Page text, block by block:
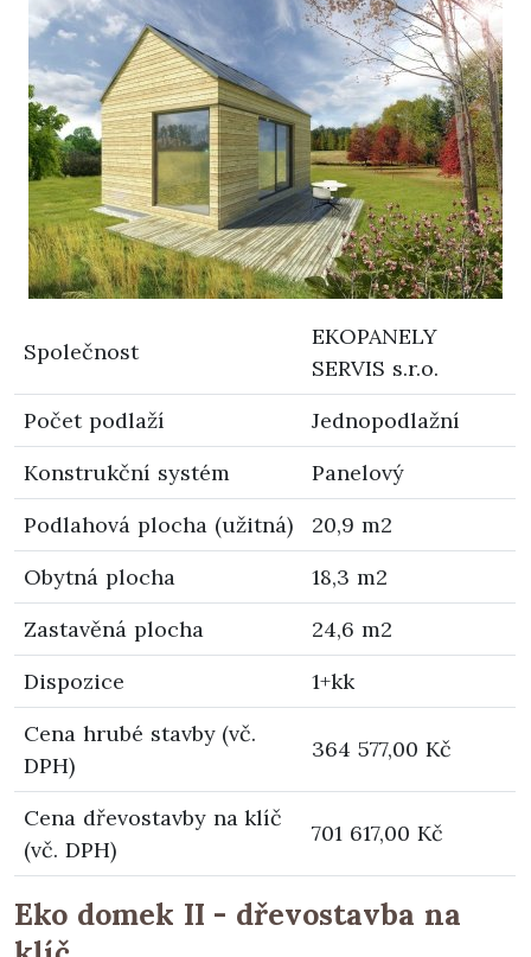
Společnost
EKOPANELY
SERVIS s.r.o.
Počet podlaží
Jednopodlažní
Konstrukční systém
Panelový
Podlahová plocha (užitná)
20,9 m2
Obytná plocha
18,3 m2
Zastavěná plocha
24,6 m2
Dispozice
1+kk
Cena hrubé stavby (vč.
DPH)
364 577,00 Kč
Cena dřevostavby na klíč
(vč. DPH)
701 617,00 Kč
Eko domek II - dřevostavba na